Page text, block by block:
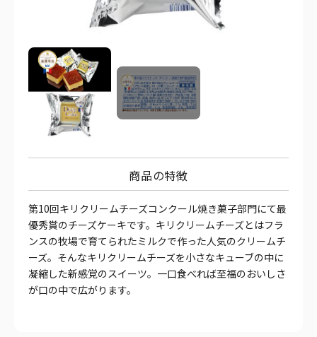
商品の特徴
第10回キリクリームチーズコンクール焼き菓子部門にて最
優秀賞のチーズケーキです。キリクリームチーズとはフラ
ンスの牧場で育てられたミルクで作った人気のクリームチ
ーズ。そんなキリクリームチーズを小さなキューブの中に
凝縮した新感覚のスイーツ。一口食べれば至福のおいしさ
が口の中で広がります。